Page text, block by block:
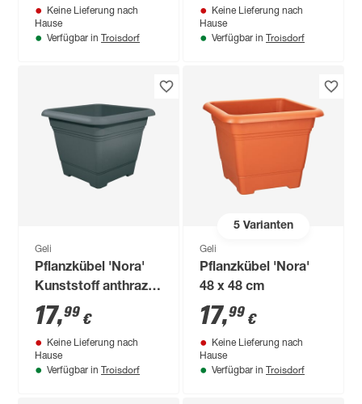
Keine Lieferung nach
Hause
Verfügbar in Troisdorf
Keine Lieferung nach
Hause
Verfügbar in Troisdorf
Geli
Pflanzkübel 'Nora'
Kunststoff anthrazit
48 x 48 cm
17,99 €
Keine Lieferung nach
Hause
Verfügbar in Troisdorf
5Varianten
Geli
Pflanzkübel 'Nora'
48 x 48 cm
17,99 €
Keine Lieferung nach
Hause
Verfügbar in Troisdorf